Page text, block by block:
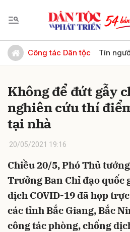
Công tác Dân tộc Tín
Không để đứt gẫy
nghiên cứu thí
tại nhà
20/05/2021 19:16
Chiều 20/5, Phó Thủ
Trưởng Ban Chỉ đạo quốc
dịch COVID-19 đã họp
các tỉnh Bắc Giang, Bắc
công tác phòng, chống
Gửi bình luận